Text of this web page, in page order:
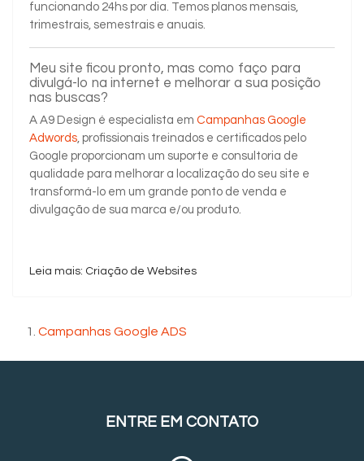
funcionando 24hs por dia. Temos planos mensais,
trimestrais, semestrais e anuais.
Meu site ficou pronto, mas como faço para
divulgá-lo na internet e melhorar a sua posição
nas buscas?
A A9 Design é especialista em Campanhas Google
Adwords, profissionais treinados e certificados pelo
Google proporcionam um suporte e consultoria de
qualidade para melhorar a localização do seu site e
transformá-lo em um grande ponto de venda e
divulgação de sua marca e/ou produto.
Leia mais: Criação de Websites
Campanhas Google ADS
ENTRE EM CONTATO